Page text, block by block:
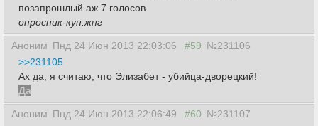
позапрошлый аж 7 голосов.
опросник-кун.жпг
Аноним Пнд 24 Июн 2013 22:03:06 #59 №231106
>>231105
Ах да, я считаю, что Элизабет - убийца-дворецкий!
Да
Аноним Пнд 24 Июн 2013 22:06:49 #60 №231107